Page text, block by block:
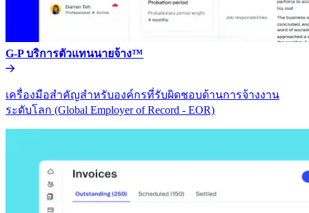
G-P บริการตัวแทนนายจ้าง™​​
เครื่องมือสำคัญสำหรับองค์กรที่รับผิดชอบด้านการจ้างงาน
ระดับโลก (Global Employer of Record - EOR)​​